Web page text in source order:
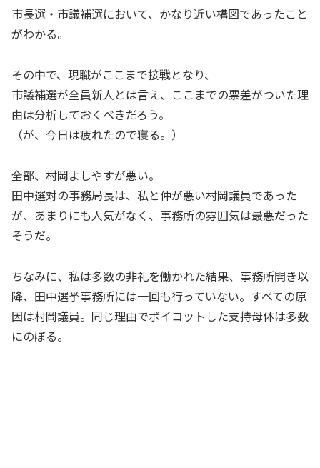
市長選・市議補選において、かなり近い構図であったこと
がわかる。
その中で、現職がここまで接戦となり、
市議補選が全員新人とは言え、ここまでの票差がついた理
由は分析しておくべきだろう。
（が、今日は疲れたので寝る。）
全部、村岡よしやすが悪い。
田中選対の事務局長は、私と仲が悪い村岡議員であった
が、あまりにも人気がなく、事務所の雰囲気は最悪だった
そうだ。
ちなみに、私は多数の非礼を働かれた結果、事務所開き以
降、田中選挙事務所には一回も行っていない。すべての原
因は村岡議員。同じ理由でボイコットした支持母体は多数
にのぼる。